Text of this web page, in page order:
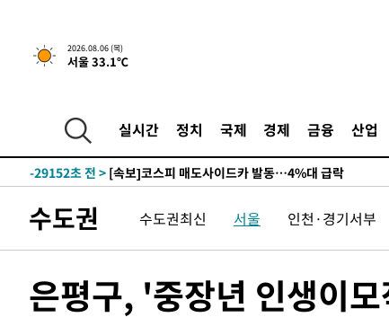
2026.08.06 (목)
서울 33.1℃
실시간 정치 국제 경제 금융 산업
1시간 전 >[속보] "이란-오만, 호르무즈 해협 통행 항로 합의" 이란 외
-29972초 전 >
[속보]경찰, '홍명보 선임 논란' 대한축구협회·축구회
-29359초 전 >
상
-29152초 전 > [속보]코스피 매도사이드카 발동…4%대 급락
-25985초 전 >
서울 열대야 15일째 지속…비공식 '초열대야' 30도 넘어
-24552초 전 >[속보]코스닥, 2.15포인트(0.27%) 내린 797.44 출발
-20982초 전 >6월 경상수지 497.3억 달러…두 달 연속 사상 최대
수도권 수도권최신 서울 인천·경기서부
은평구, '중장년 인생이